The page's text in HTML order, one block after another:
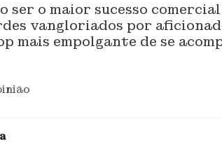
ser o maior sucesso
vangloriados por
mais empolgante de se